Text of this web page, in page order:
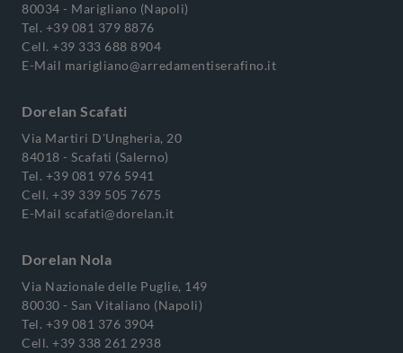
80034 - Marigliano (Napoli)
Tel. +39 081 379 8876
Cell. +39 333 688 8904
E-Mail marigliano@arredamentiserafino.it
Dorelan Scafati
Via Martiri D'Ungheria, 20
84018 - Scafati (Salerno)
Tel. +39 081 976 5941
Cell. +39 339 505 7675
E-Mail scafati@dorelan.it
Dorelan Nola
Via Nazionale delle Puglie, 149
80030 - San Vitaliano (Napoli)
Tel. +39 081 376 3904
Cell. +39 338 261 2938